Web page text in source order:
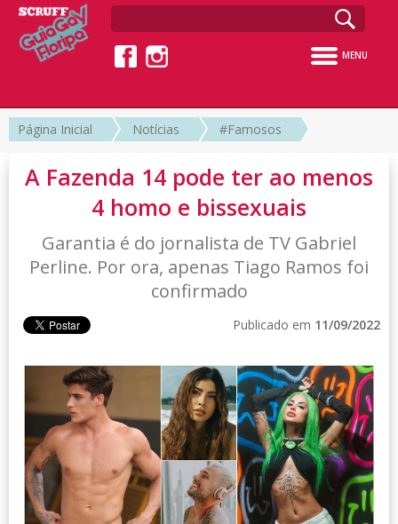
MENU
Página Inicial Notícias #Famosos
A Fazenda 14 pode ter ao menos
4 homo e bissexuais
Garantia é do jornalista de TV Gabriel
Perline. Por ora, apenas Tiago Ramos foi
confirmado
Publicado em 11/09/2022